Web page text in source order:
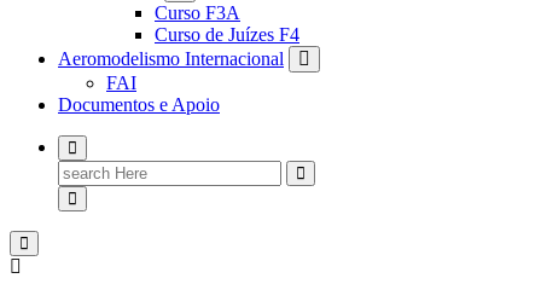
Curso F3A
Curso de Juízes F4
Aeromodelismo Internacional
FAI
Documentos e Apoio
Search
for: